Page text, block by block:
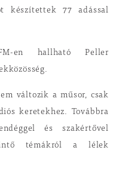
készítettek 77 adással
en hallható Peller
változik a műsor, csak
keretekhez. Továbbra
és szakértővel
témákról a lélek